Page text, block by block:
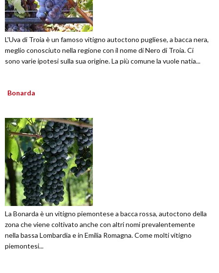
L'Uva di Troia è un famoso vitigno autoctono pugliese, a bacca nera,
meglio conosciuto nella regione con il nome di Nero di Troia. Ci
sono varie ipotesi sulla sua origine. La più comune la vuole natia...
Bonarda
La Bonarda è un vitigno piemontese a bacca rossa, autoctono della
zona che viene coltivato anche con altri nomi prevalentemente
nella bassa Lombardia e in Emilia Romagna. Come molti vitigno
piemontesi...